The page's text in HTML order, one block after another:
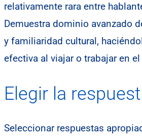
relativamente rara entre
Demuestra dominio avanzado
y familiaridad cultural,
efectiva al viajar o trabajar en
Elegir la
Seleccionar respuestas